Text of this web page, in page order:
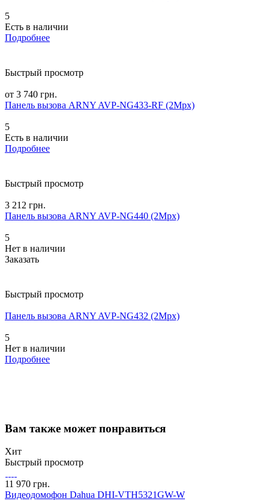
5
Есть в наличии
Подробнее
Быстрый просмотр
от 3 740 грн.
Панель вызова ARNY AVP-NG433-RF (2Mpx)
5
Есть в наличии
Подробнее
Быстрый просмотр
3 212 грн.
Панель вызова ARNY AVP-NG440 (2Mpx)
5
Нет в наличии
Заказать
Быстрый просмотр
Панель вызова ARNY AVP-NG432 (2Mpx)
5
Нет в наличии
Подробнее
Вам также может понравиться
Хит
Быстрый просмотр
11 970 грн.
Видеодомофон Dahua DHI-VTH5321GW-W